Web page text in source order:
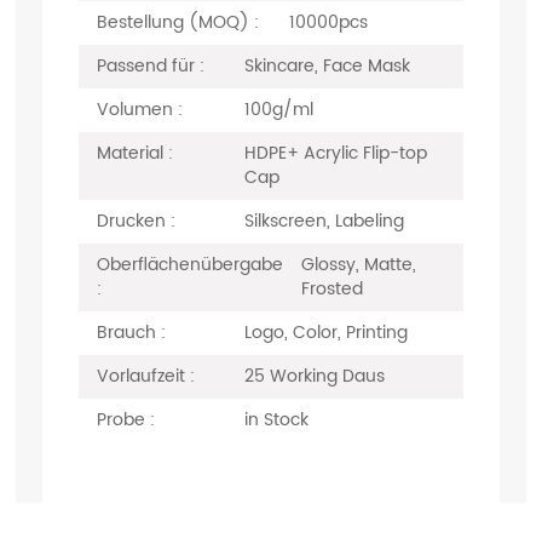
Bestellung (MOQ) :
10000pcs
Passend für :
Skincare, Face Mask
Volumen :
100g/ml
Material :
HDPE+ Acrylic Flip-top
Cap
Drucken :
Silkscreen, Labeling
Oberflächenübergabe
:
Glossy, Matte,
Frosted
Brauch :
Logo, Color, Printing
Vorlaufzeit :
25 Working Daus
Probe :
in Stock